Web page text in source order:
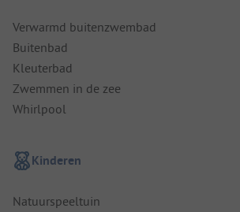
Verwarmd buitenzwembad
Buitenbad
Kleuterbad
Zwemmen in de zee
Whirlpool
Kinderen
Natuurspeeltuin